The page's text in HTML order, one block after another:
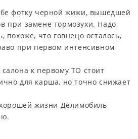
фотку черной жижи, вышедшей
при замене тормозухи. Надо,
похоже, что говнецо осталось,
при первом интенсивном
к первому ТО стоит
для карша, но точно снижает
жизни Делимобиль